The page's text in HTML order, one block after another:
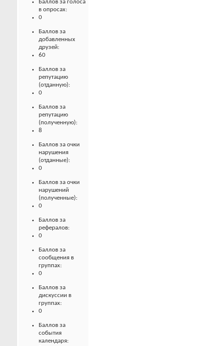
Баллов за голоса
в опросах:
0
Баллов за
добавленных
друзей:
60
Баллов за
репутацию
(отданную):
0
Баллов за
репутацию
(полученную):
8
Баллов за очки
нарушения
(отданные):
0
Баллов за очки
нарушений
(полученные):
0
Баллов за
рефералов:
0
Баллов за
сообщения в
группах:
0
Баллов за
дискуссии в
группах:
0
Баллов за
события
календаря: